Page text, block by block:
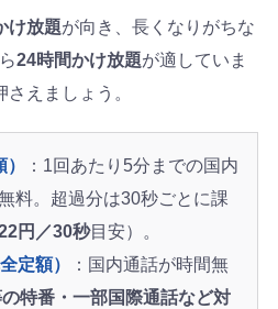
け放題が向き、長くなりがちな
24時間かけ放題が適していま
えましょう。
：1回あたり5分までの国内
料。超過分は30秒ごとに課
円／30秒目安）。
定額）
：国内通話が時間無
特番・一部国際通話など対